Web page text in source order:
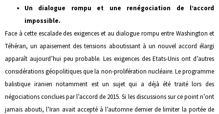
Un dialogue rompu et une renégociation de l’accord
impossible.
Face à cette escalade des exigences et au dialogue rompu entre Washington et
Téhéran, un apaisement des tensions aboutissant à un nouvel accord élargi
apparaît aujourd’hui peu probable. Les exigences des Etats-Unis ont d’autres
considérations géopolitiques que la non-prolifération nucléaire. Le programme
balistique iranien notamment est un sujet qui a déjà été traité lors des
négociations conclues par l’accord de 2015. Si les discussions sur ce point n’ont
jamais abouti, l’Iran avait accepté à l’automne dernier de limiter la portée de